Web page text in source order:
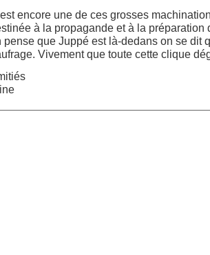
encore une de ces grosses
à la propagande et à la préparation
pense que Juppé est là-dedans on se dit
Vivement que toute cette clique